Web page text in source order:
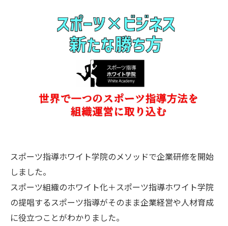
スポーツ指導ホワイト学院のメソッドで企業研修を開始
しました。
スポーツ組織のホワイト化＋スポーツ指導ホワイト学院
の提唱するスポーツ指導がそのまま企業経営や人材育成
に役立つことがわかりました。